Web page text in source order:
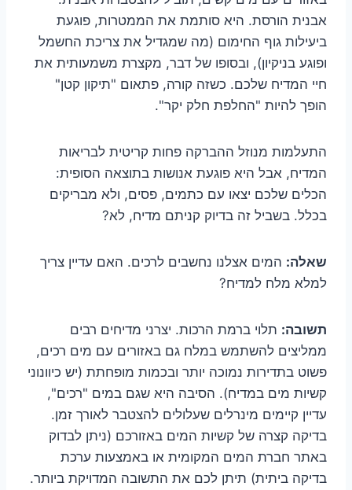
אבנית הורסת. היא סותמת את הממטרות, פוגעת
ביעילות גוף החימום (מה שמגדיל את צריכת החשמל
ופוגע בניקיון), ובסופו של דבר, מקצרת משמעותית את
חיי המדיח שלכם. כשזה קורה, פתאום "תיקון קטן"
הופך להיות "החלפת חלק יקר".
התעלמות מנוזל ההברקה פחות קריטית לבריאות
המדיח, אבל היא פוגעת אנושות בתוצאה הסופית:
הכלים שלכם יצאו עם כתמים, פסים, ולא מבריקים
בכלל. בשביל זה בדיוק קניתם מדיח, לא?
שאלה: המים אצלנו נחשבים לרכים. האם עדיין צריך
למלא מלח למדיח?
תשובה: תלוי ברמת הרכות. יצרני מדיחים רבים
ממליצים להשתמש במלח גם באזורים עם מים רכים,
פשוט בתדירות נמוכה יותר ובכמות מופחתת (יש כיוונוני
קשיות מים במדיח). הסיבה היא שגם במים "רכים",
עדיין קיימים מינרלים שעלולים להצטבר לאורך זמן.
בדיקה קצרה של קשיות המים באזורכם (ניתן לבדוק
באתר חברת המים המקומית או באמצעות ערכת
בדיקה ביתית) תיתן לכם את התשובה המדויקת ביותר.